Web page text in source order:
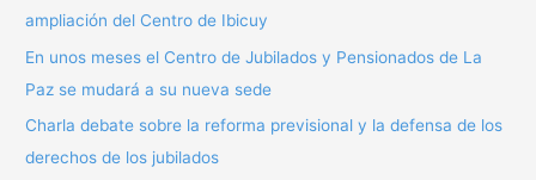
:
ampliación del Centro de Ibicuy
En unos meses el Centro de Jubilados y Pensionados de La
Paz se mudará a su nueva sede
Charla debate sobre la reforma previsional y la defensa de los
derechos de los jubilados